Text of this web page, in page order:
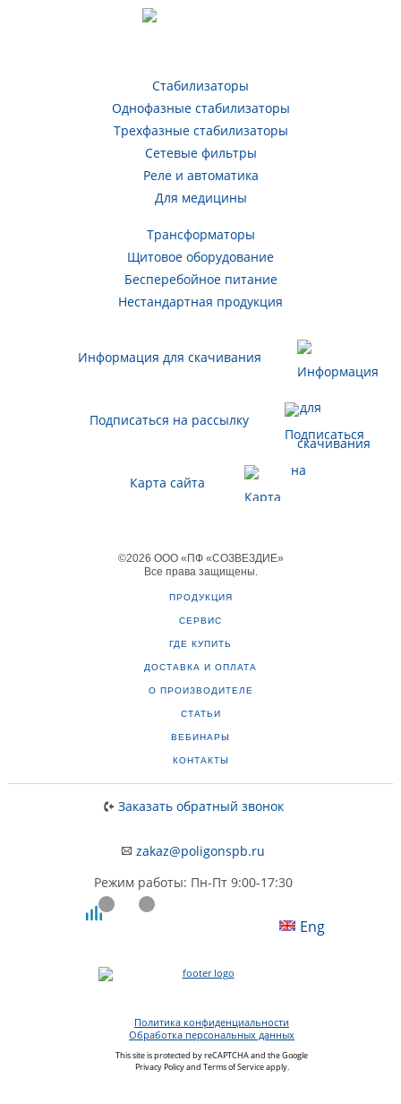
Стабилизаторы
Однофазные стабилизаторы
Трехфазные стабилизаторы
Сетевые фильтры
Реле и автоматика
Для медицины
Трансформаторы
Щитовое оборудование
Бесперебойное питание
Нестандартная продукция
Информация для скачивания
Подписаться на рассылку
Карта сайта
©2026 ООО «ПФ «СОЗВЕЗДИЕ»
Все права защищены.
ПРОДУКЦИЯ
СЕРВИС
ГДЕ КУПИТЬ
ДОСТАВКА И ОПЛАТА
О ПРОИЗВОДИТЕЛЕ
СТАТЬИ
ВЕБИНАРЫ
КОНТАКТЫ
Заказать обратный звонок
zakaz@poligonspb.ru
Режим работы: Пн-Пт 9:00-17:30
Eng
Политика конфиденциальности
Обработка персональных данных
This site is protected by reCAPTCHA and the Google
Privacy Policyand Terms of Serviceapply.